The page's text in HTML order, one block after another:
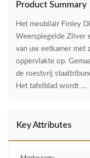
Product Summary
Het meubilair Finley
Weerspiegelde Zilver
van uw eetkamer met
oppervlakte op.
de roestvrij
Het tafelblad wordt ...
Key Attributes